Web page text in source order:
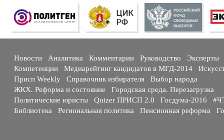
Новости Аналитика Комментарии Руководство
Эксперты
Компетенции
Медиарейтинг кандидатов в МГД-2014
Присп Weekly
Справочник избирателя
Выбор народа
ЖКХ. Реформа и состояние
Городская среда. Перезагрузка
Политические юристы
Quizer ПРИСП 2.0 Госдума-2016
Библиотека
Региональная политика Пенсионная реформа